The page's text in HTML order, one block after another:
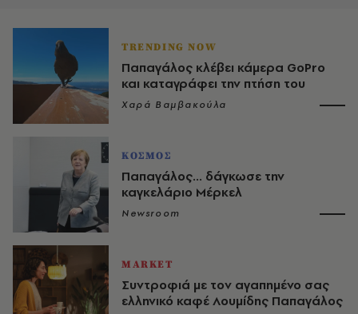
TRENDING NOW
Παπαγάλος κλέβει κάμερα GoPro
και καταγράφει την πτήση του
Χαρά Βαμβακούλα
ΚΟΣΜΟΣ
Παπαγάλος... δάγκωσε την
καγκελάριο Μέρκελ
Newsroom
MARKET
Συντροφιά με τον αγαπημένο σας
ελληνικό καφέ Λουμίδης Παπαγάλος